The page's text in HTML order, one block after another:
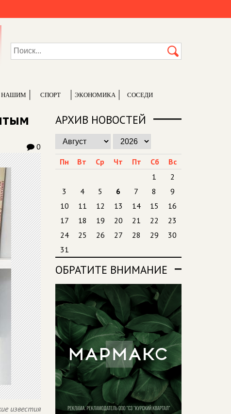
СПОРТ ЭКОНОМИКА СОСЕДИ
0
известия
АРХИВ НОВОСТЕЙ
Пн Вт Ср Чт Пт Сб
Вс
1
2
3
4 5 6 7 8
9
10
11 12 13 14 15
16
17
18 19 20 21 22
23
24
25 26 27 28 29
30
31
ОБРАТИТЕ ВНИМАНИЕ